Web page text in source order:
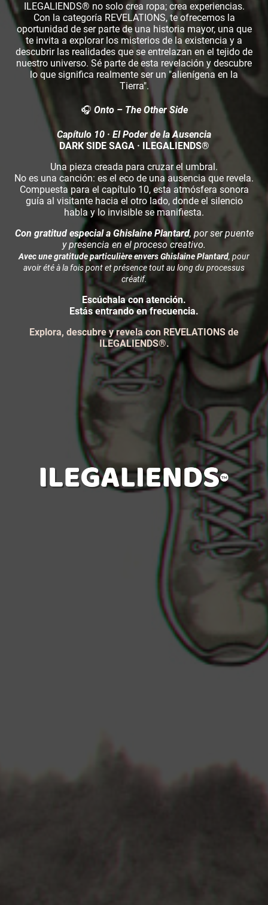
ILEGALIENDS® no solo crea ropa; crea experiencias.
Con la categoría REVELATIONS, te ofrecemos la
oportunidad de ser parte de una historia mayor, una que
te invita a explorar los misterios de la existencia y a
descubrir las realidades que se entrelazan en el tejido de
nuestro universo. Sé parte de esta revelación y descubre
lo que significa realmente ser un "alienígena en la
Tierra".
🎧 Onto – The Other Side
Capítulo 10 · El Poder de la Ausencia
DARK SIDE SAGA · ILEGALIENDS®
Una pieza creada para cruzar el umbral.
No es una canción: es el eco de una ausencia que revela.
Compuesta para el capítulo 10, esta atmósfera sonora
guía al visitante hacia el otro lado, donde el silencio
habla y lo invisible se manifiesta.
Con gratitud especial a Ghislaine Plantard, por ser puente
y presencia en el proceso creativo.
Avec une gratitude particulière envers Ghislaine Plantard, pour
avoir été à la fois pont et présence tout au long du processus
créatif.
Escúchala con atención.
Estás entrando en frecuencia.
Explora, descubre y revela con REVELATIONS de
ILEGALIENDS®.